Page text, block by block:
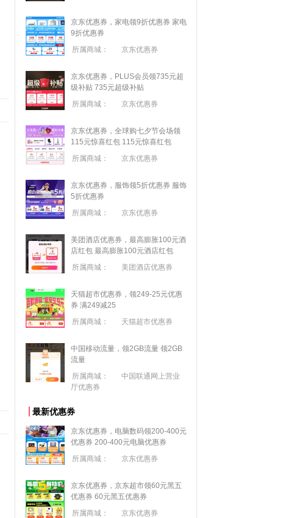
京东优惠券，家电领9折优惠券 家电
9折优惠券
所属商城：
京东优惠券
京东优惠券，PLUS会员领735元超
级补贴 735元超级补贴
所属商城：
京东优惠券
京东优惠券，全球购七夕节会场领
115元惊喜红包 115元惊喜红包
所属商城：
京东优惠券
京东优惠券，服饰领5折优惠券 服饰
5折优惠券
所属商城：
京东优惠券
美团酒店优惠券，最高膨胀100元酒
店红包 最高膨胀100元酒店红包
所属商城：
美团酒店优惠券
天猫超市优惠券，领249-25元优惠
券 满249减25
所属商城：
天猫超市优惠券
中国移动流量，领2GB流量 领2GB
流量
所属商城：
中国联通网上营业
厅优惠券
最新优惠券
京东优惠券，电脑数码领200-400元
优惠券 200-400元电脑优惠券
所属商城：
京东优惠券
京东优惠券，京东超市领60元黑五
优惠券 60元黑五优惠券
所属商城：
京东优惠券